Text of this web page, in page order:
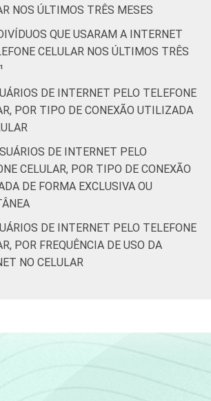
De 60 anos
ou mais
Mais de 1
SM até 2 SM
87 13 0
Mais de 2
SM até 3 SM
92 8
Mais de 3
Mais de 5
SM até 10
SM
NOS ÚLTIMOS TRÊS MESES
QUE USARAM A INTERNET
CELULAR NOS ÚLTIMOS TRÊS
DE INTERNET PELO TELEFONE
POR TIPO DE CONEXÃO UTILIZADA
DE INTERNET PELO
CELULAR, POR TIPO DE CONEXÃO
DE FORMA EXCLUSIVA OU
DE INTERNET PELO TELEFONE
POR FREQUÊNCIA DE USO DA
NO CELULAR